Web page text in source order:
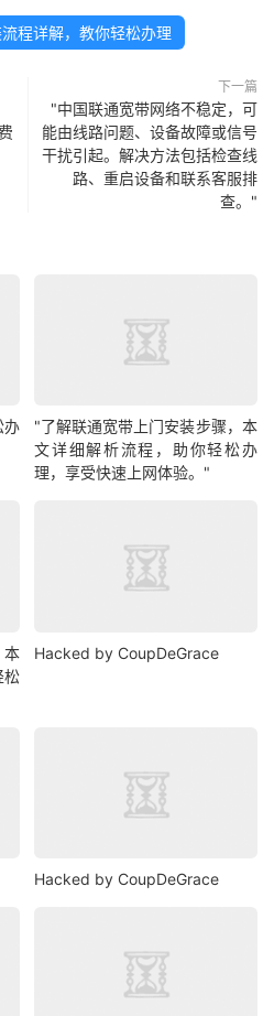
程详解，教你轻松办理
下一篇
"中国联通宽带网络不稳定，可
能由线路问题、设备故障或信号
干扰引起。解决方法包括检查线
路、重启设备和联系客服排
查。"
办
"了解联通宽带上门安装步骤，本
文详细解析流程，助你轻松办
理，享受快速上网体验。"
本
松
Hacked by CoupDeGrace
Hacked by CoupDeGrace